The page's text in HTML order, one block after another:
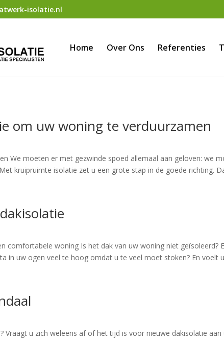
isolatie.nl
Home Over Ons Referenties
om uw woning te verduurzamen
We moeten er met gezwinde spoed allemaal aan geloven: we
kruipruimte isolatie zet u een grote stap in de goede richting.
comfortabele woning Is het dak van uw woning niet
in uw ogen veel te hoog omdat u te veel moet stoken? En voelt u
Vraagt u zich weleens af of het tijd is voor nieuwe dakisolatie